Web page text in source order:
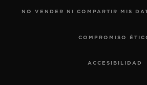
NO VENDER NI COMPARTIR MIS
COMPROMISO
ACCESIBILIDAD